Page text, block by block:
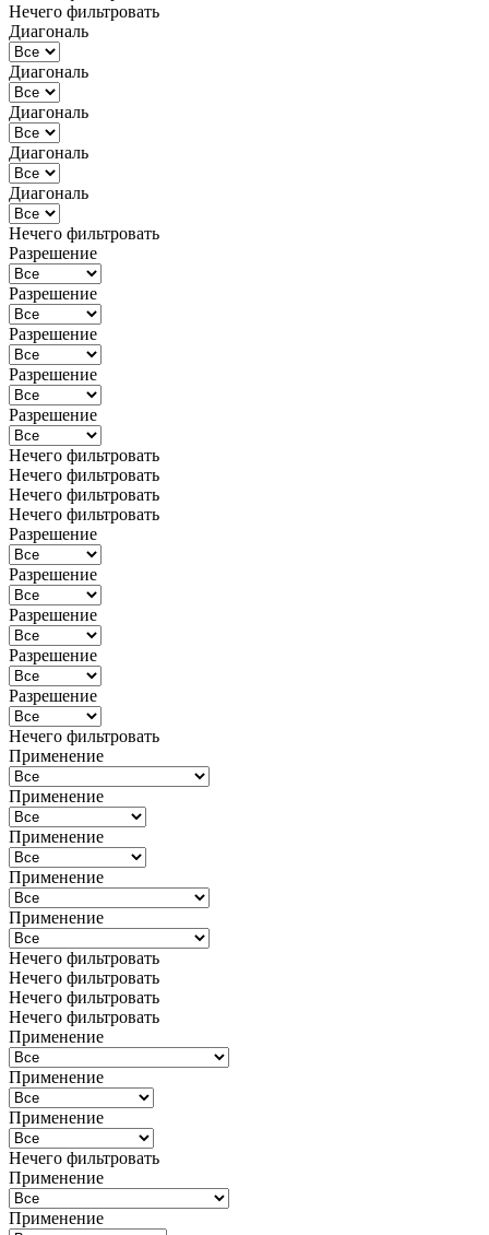
Нечего фильтровать
Диагональ
Диагональ
Диагональ
Диагональ
Диагональ
Нечего фильтровать
Разрешение
Разрешение
Разрешение
Разрешение
Разрешение
Нечего фильтровать
Нечего фильтровать
Нечего фильтровать
Нечего фильтровать
Разрешение
Разрешение
Разрешение
Разрешение
Разрешение
Нечего фильтровать
Применение
Применение
Применение
Применение
Применение
Нечего фильтровать
Нечего фильтровать
Нечего фильтровать
Нечего фильтровать
Применение
Применение
Применение
Нечего фильтровать
Применение
Применение